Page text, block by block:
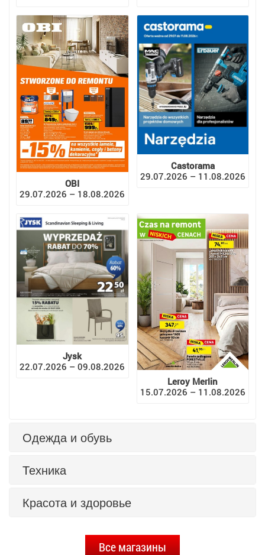
OBI
29.07.2026 – 18.08.2026
Castorama
29.07.2026 – 11.08.2026
Jysk
22.07.2026 – 09.08.2026
Leroy Merlin
15.07.2026 – 11.08.2026
Одежда и обувь
Техника
Красота и здоровье
Все магазины